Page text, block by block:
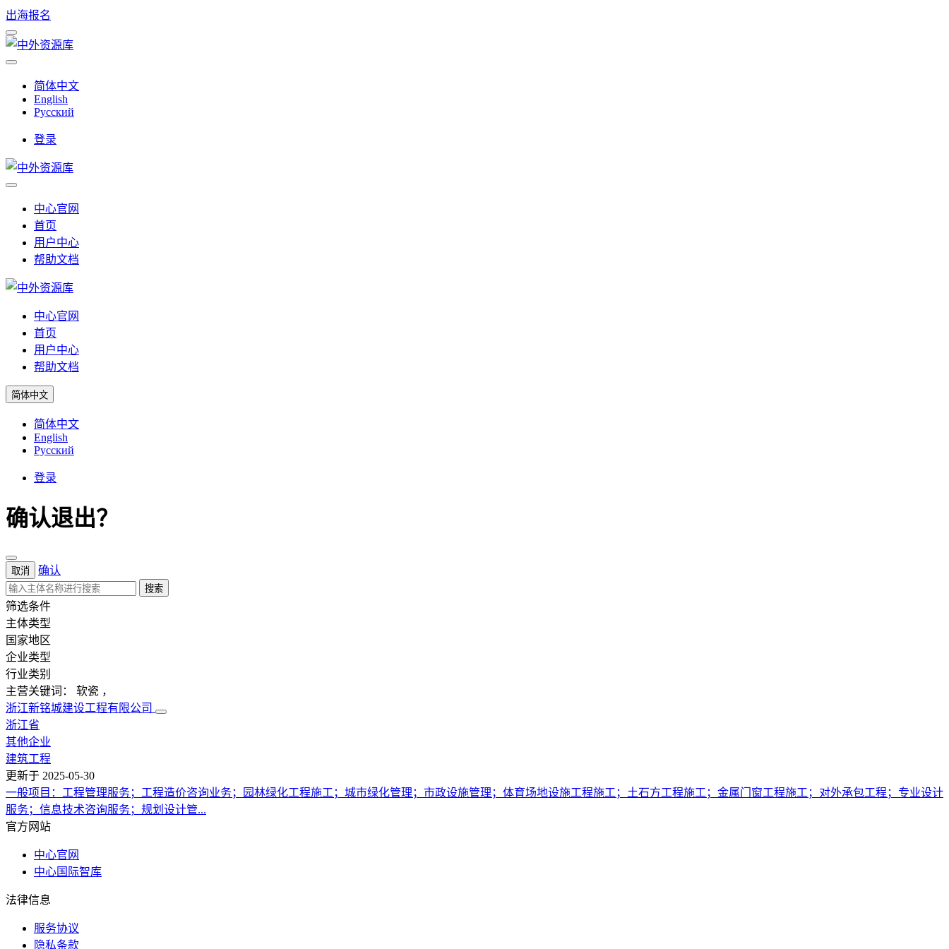
出海报名
简体中文
English
Русский
登录
中心官网
首页
用户中心
帮助文档
中心官网
首页
用户中心
帮助文档
简体中文
简体中文
English
Русский
登录
确认退出？
取消 确认
搜索
筛选条件
主体类型
国家地区
企业类型
行业类别
主营关键词：
软瓷 ，
浙江新铭城建设工程有限公司
浙江省
其他企业
建筑工程
更新于 2025-05-30
一般项目：工程管理服务；工程造价咨询业务；园林绿化工程施工；城市绿化管理；市政设施管理；体育场地设施工程施工；土石方工程施工；金属门窗工程施工；对外承包工程；专业设计
服务；信息技术咨询服务；规划设计管...
官方网站
中心官网
中心国际智库
法律信息
服务协议
隐私条款